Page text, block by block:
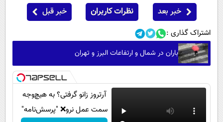
خبر بعد نظرات کاربران خبر قبل
اشتراک گذاری :
باران در شمال و ارتفاعات البرز و تهران
آرتروز زانو گرفتی؟ به هیچ‌وجه
سمت عمل نرو❌ "پرسش‌نامه"